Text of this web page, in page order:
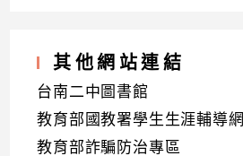
其他網站連結
台南二中圖書館
教育部國教署學生生涯輔導網
教育部詐騙防治專區